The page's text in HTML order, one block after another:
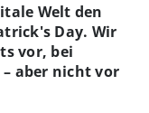
Welt den
Day. Wir
vor, bei
aber nicht vor